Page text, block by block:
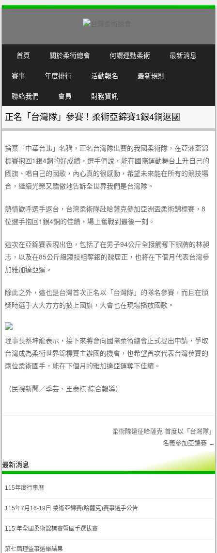
MENU
SKIP TO CONTENT
首頁 關於柔術總會 何謂運動柔術 最新消息
賽事 年度排行 活動報名 最新規則
聯絡我們 會員 財務資訊
正名「台灣隊」參賽！柔術亞錦賽1銀4銅返國
捨棄「中華台北」名稱，正名台灣隊出賽的我國柔術隊，在亞洲盃錦
標賽抱回1銀4銅的好成績，選手們說，能在國際運動舞台上升自己的
國旗、唱自己的國歌，內心真的很感動，希望未來能在所有的競技場
合，繼續光榮又驕傲地告訴全世界我們是台灣隊。
熱情歡呼選手返台，台灣柔術隊赴哈薩克參加亞洲盃柔術錦標賽，8
位選手抱回1銀4銅的佳績，場上奮戰到最後一刻。
這次在亞錦賽表現出色，包括了在男子94公斤全接觸奪下銀牌的林昶
志，以及在85公斤級寢技組奪銀的魏居正，也將在下個月代表台灣參
加雅加達亞運。
除此之外，這也是台灣首次正名以「台灣隊」的隊名參賽，而且在頒
獎時選手大大方方的披上國旗，大會也在現場播放國歌。
理事長蔡坤龍表示，接下來將會向國際柔術總會正式提出申請，爭取
台灣成為柔術世界錦標賽主辦國的機會，也希望首次代表台灣參賽的
兩位柔術國手，能在下個月的雅加達亞運奪下佳績。
（民視新聞／季芸、王泰棋 綜合報導）
柔術隊遠征哈薩克 首度以「台灣隊」
名義參加亞錦賽 →
最新消息
115年度行事曆
115年7月16-19日 柔術亞錦賽(哈薩克)賽事選手公告
115 年全國柔術錦標賽暨國手選拔賽
第七屆理監事選舉結果